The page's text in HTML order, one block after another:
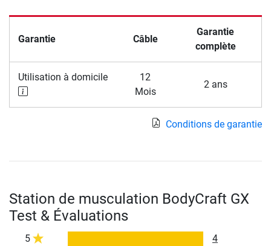
Garantie Câble
Garantie
complète
Utilisation à domicile
12
Mois
2 ans
Conditions de garantie
Station de musculation BodyCraft GX
Test & Évaluations
5 4